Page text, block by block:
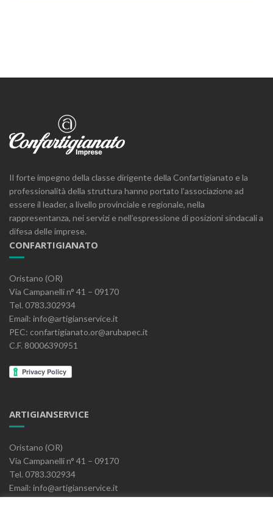
Il forte impegno della classe dirigente della Confartigianato e la
professionalità della struttura hanno portato l’associazione ad
essere il leader, a livello provinciale e regionale, nella
rappresentanza, nei servizi e nell’espressione di posizioni sindacali a
difesa delle imprese.
CONFARTIGIANATO
Oristano (OR)
Via Campanelli n° 41 – 09170
Tel. 0783.302934
Email: info@artigianservice.it
PEC: confartigianato.or@arubapec.it
C.F. 80006390951
ARTIGIANSERVICE
Oristano (OR)
Via Campanelli n° 41 – 09170
Tel. 0783.302934
Email: info@artigianservice.it